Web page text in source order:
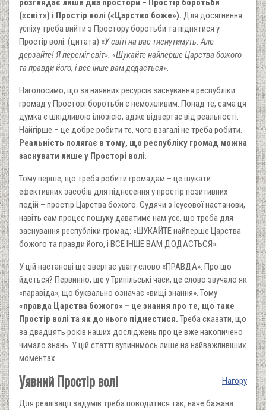
розглядає лише два простори – Простір боротьби
(«світ») і Простір волі («Царство боже»). Для досягнення
успіху треба вийти з Простору боротьби та піднятися у
Простір волі: (цитата) «У світі на вас тиснутимуть. Але
дерзайте! Я переміг світ». «Шукайте найперше Царства божого
та правди його, і все інше вам додасться».
Наголосимо, що за наявних ресурсів заснування республіки
громад у Просторі боротьби є неможливим. Понад те, сама ця
думка є шкідливою ілюзією, адже відвертає від реальності.
Найгірше – це добре робити те, чого взагалі не треба робити.
Реальність полягає в тому, що республіку громад можна
заснувати лише у Просторі волі.
Тому перше, що треба робити громадам – це шукати
ефективних засобів для піднесення у простір позитивних
подій – простір Царства божого. Судячи з Ісусової настанови,
навіть сам процес пошуку даватиме нам усе, що треба для
заснування республіки громад: «ШУКАЙТЕ найперше Царства
божого та правди його, і ВСЕ ІНШЕ ВАМ ДОДАСТЬСЯ».
У цій настанові ще звертає увагу слово «ПРАВДА». Про що
йдеться? Первинно, ще у Трипільські часи, це слово звучало як
«паравіда», що буквально означає «вищі знання». Тому
«правда Царства божого» – це знання про те, що таке
Простір волі та як до нього піднестися. Треба сказати, що
за двадцять років наших досліджень про це вже накопичено
чимало знань. У цій статті зупинимось лише на найважливіших
моментах.
Нагору
Уявний Простір волі
Для реалізації задумів треба поводитися так, наче бажана